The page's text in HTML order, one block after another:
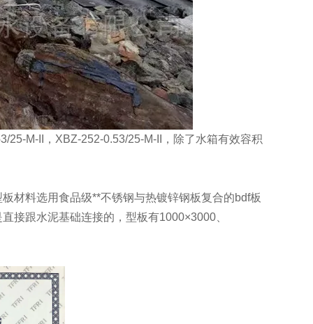
25-M-II，XBZ-252-0.53/25-M-II，除了水箱有效容积
材料选用食品级**不锈钢与热镀锌钢板复合的bdf板
接跟水泥基础连接的，型板有1000×3000、